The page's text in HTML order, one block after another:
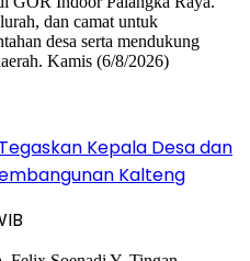
Kepala Desa dan
Kalteng